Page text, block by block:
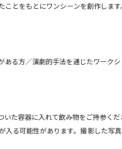
とをもとにワンシーンを創作しま
る方／演劇的手法を通じたワーク
た容器に入れて飲み物をご持参くだ
る可能性があります。撮影した写